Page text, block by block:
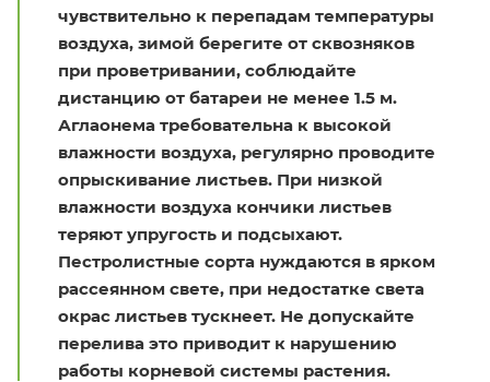
чувствительно к перепадам температуры
воздуха, зимой берегите от сквозняков
при проветривании, соблюдайте
дистанцию от батареи не менее 1.5 м.
Аглаонема требовательна к высокой
влажности воздуха, регулярно проводите
опрыскивание листьев. При низкой
влажности воздуха кончики листьев
теряют упругость и подсыхают.
Пестролистные сорта нуждаются в ярком
рассеянном свете, при недостатке света
окрас листьев тускнеет. Не допускайте
перелива это приводит к нарушению
работы корневой системы растения.